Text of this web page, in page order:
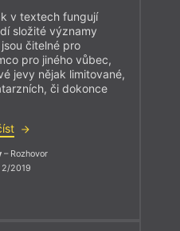
v textech fungují
složité významy
čitelné pro
pro jiného vůbec,
jevy nějak limitované,
či dokonce
– Rozhovor
2019